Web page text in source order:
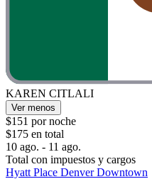
KAREN CITLALI
Ver menos
$151 por noche
$175 en total
10 ago. - 11 ago.
Total con impuestos y cargos
Hyatt Place Denver Downtown